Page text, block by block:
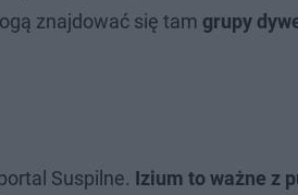
znajdować się tam grupy
Suspilne. Izium to ważne z